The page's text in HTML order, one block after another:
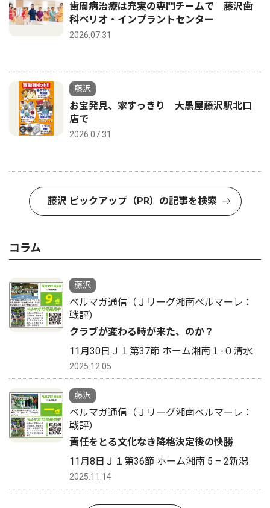
歯周病治療は充実の専門チームで 藤沢歯
科ペリオ・インプラントセンター
2026.07.31
藤沢
お宝発見、家すっきり 大黒屋藤沢駅北口
店で
2026.07.31
藤沢 ピックアップ（PR）の記事を検索
コラム
藤沢
ベルマガ通信（Ｊリーグ湘南ベルマーレ：
戦評）
クラブが変わる時が来た、のか？
11月30日Ｊ１第37節 ホーム湘南１-０清水
2025.12.05
藤沢
ベルマガ通信（Ｊリーグ湘南ベルマーレ：
戦評）
責任をとる文化なき降格決定後の快勝
11月8日Ｊ１第36節 ホーム湘南 5 – 2新潟
2025.11.14